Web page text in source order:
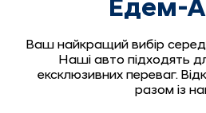
Едем-
Ваш найкращий вибір серед
Наші авто підходять
ексклюзивних переваг.
разом із